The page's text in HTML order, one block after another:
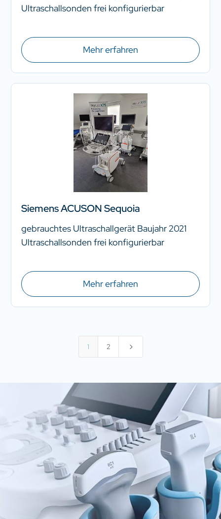
Ultraschallsonden frei konfigurierbar
Mehr erfahren
Siemens ACUSON Sequoia
gebrauchtes Ultraschallgerät Baujahr 2021
Ultraschallsonden frei konfigurierbar
Mehr erfahren
1 2 5